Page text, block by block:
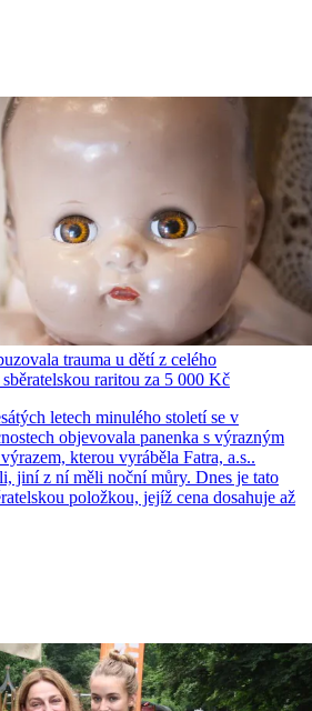
trauma u dětí z celého
raritou za 5 000 Kč
letech minulého století se v
objevovala panenka s výrazným
kterou vyráběla Fatra, a.s..
jiní z ní měli noční můry. Dnes je tato
položkou, jejíž cena dosahuje až